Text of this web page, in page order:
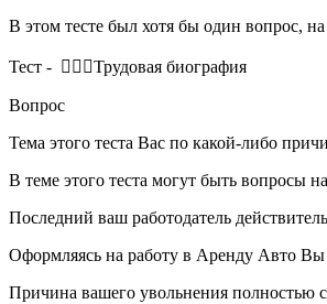
В этом тесте был хотя бы один вопрос,
Тест - 🤵🏻‍♀️Трудовая биография
Вопрос
Тема этого теста Вас по какой-либо
В теме этого теста могут быть вопросы
Последний ваш работодатель
Оформляясь на работу в Аренду Авто Вы
Причина вашего увольнения полностью